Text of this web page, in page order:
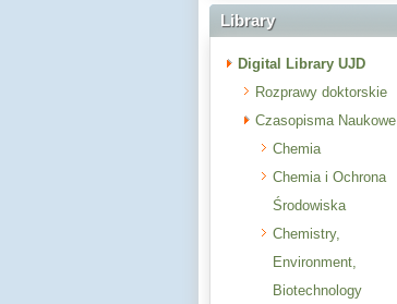
Library
Digital Library UJD
Rozprawy doktorskie
Czasopisma Naukowe
Chemia
Chemia i Ochrona
Środowiska
Chemistry,
Environment,
Biotechnology